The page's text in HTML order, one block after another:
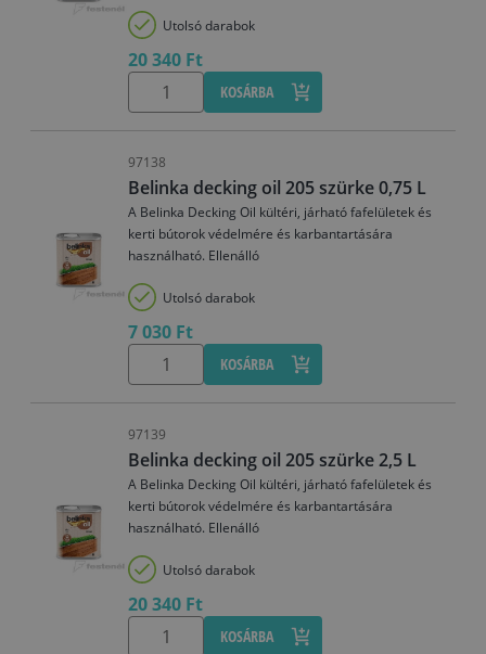
Utolsó darabok
20 340 Ft
KOSÁRBA
97138
Belinka decking oil 205 szürke 0,75 L
A Belinka Decking Oil kültéri, járható fafelületek és
kerti bútorok védelmére és karbantartására
használható. Ellenálló
Utolsó darabok
7 030 Ft
KOSÁRBA
97139
Belinka decking oil 205 szürke 2,5 L
A Belinka Decking Oil kültéri, járható fafelületek és
kerti bútorok védelmére és karbantartására
használható. Ellenálló
Utolsó darabok
20 340 Ft
KOSÁRBA